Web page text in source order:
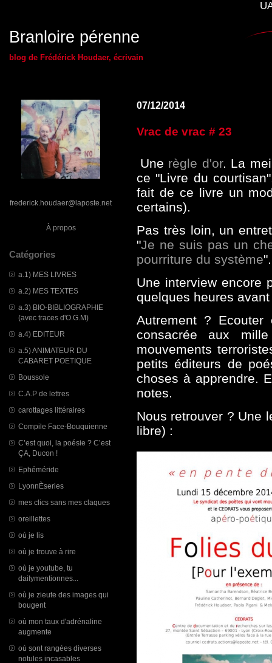
Branloire pérenne
blog de Frédérick Houdaer, écrivain
frederick.houdaer@laposte.net
À propos
Catégories
a.1) MES LIVRES
a.2) MES TEXTES
a.3) BIO-BIBLIOGRAPHIE
(avec traces d'O.G.M)
a.4) EDITEUR
a.5) ANIMATEUR DU
CABARET POETIQUE
Boussole
C.A.P de lettres
carottages littéraires
Compile Face-Bouquienne
C’est quoi, la poésie ? C’est
ÇA, Ducon !
Ephéméride
LyonnÈseries
mes clics sans mes claques
oreillettes
où je lis
où je trouve à rire
où je youtube, tu
dailymentionnes...
où je zieute des images qui
bougent
où mon taux d'adrénaline
augmente
où sont rangées diverses
notules incasables
07/12/2014
Vrac de vrac # 23
Une règle d'or. La
ce "Livre du
fait de ce livre un
certains).
Pas très loin, un
"Je ne suis pas un
pourriture du système".
Une interview encore
quelques heures
Autrement ? Ecouter
consacrée aux
mouvements
petits éditeurs de
choses à apprendre.
notes.
Nous retrouver ? Une
libre) :